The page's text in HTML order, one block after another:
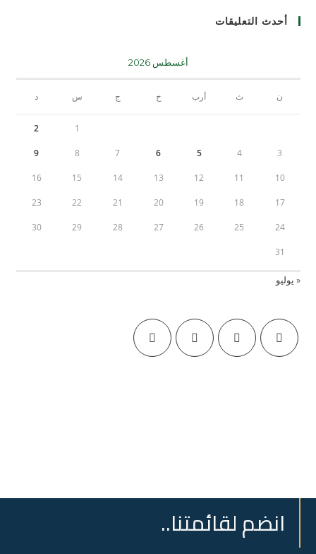
أحدث التعليقات
أغسطس 2026
ن ث أرب خ ج س د
1
2
3
4
5
6
7
8
9
10
11
12
13
14
15
16
17
18
19
20
21
22
23
24
25
26
27
28
29
30
31
« يوليو
انضم لقائمتنا..